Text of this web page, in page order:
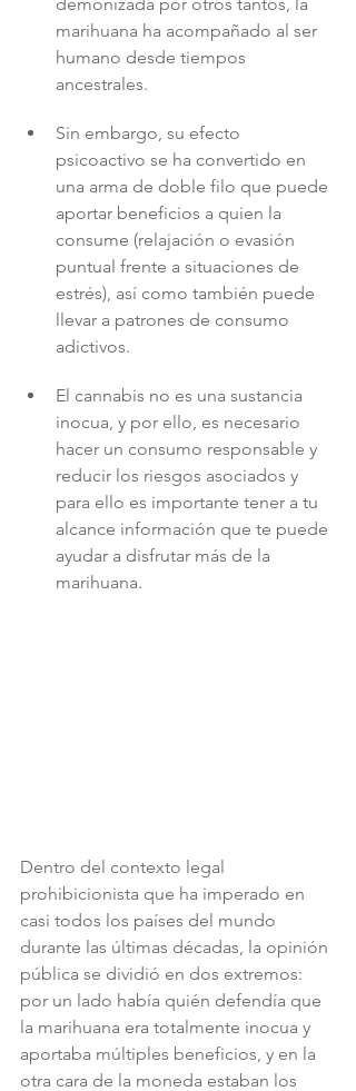
marihuana ha acompañado al ser
humano desde tiempos
ancestrales.
Sin embargo, su efecto
psicoactivo se ha convertido en
una arma de doble filo que puede
aportar beneficios a quien la
consume (relajación o evasión
puntual frente a situaciones de
estrés), así como también puede
llevar a patrones de consumo
adictivos.
El cannabis no es una sustancia
inocua, y por ello, es necesario
hacer un consumo responsable y
reducir los riesgos asociados y
para ello es importante tener a tu
alcance información que te puede
ayudar a disfrutar más de la
marihuana.
Dentro del contexto legal
prohibicionista que ha imperado en
casi todos los países del mundo
durante las últimas décadas, la opinión
pública se dividió en dos extremos:
por un lado había quién defendía que
la marihuana era totalmente inocua y
aportaba múltiples beneficios, y en la
otra cara de la moneda estaban los